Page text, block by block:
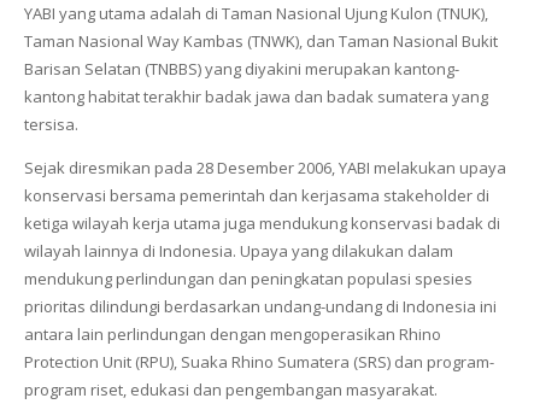
YABI yang utama adalah di Taman Nasional Ujung Kulon (TNUK),
Taman Nasional Way Kambas (TNWK), dan Taman Nasional Bukit
Barisan Selatan (TNBBS) yang diyakini merupakan kantong-
kantong habitat terakhir badak jawa dan badak sumatera yang
tersisa.
Sejak diresmikan pada 28 Desember 2006, YABI melakukan upaya
konservasi bersama pemerintah dan kerjasama stakeholderdi
ketiga wilayah kerja utama juga mendukung konservasi badak di
wilayah lainnya di Indonesia. Upaya yang dilakukan dalam
mendukung perlindungan dan peningkatan populasi spesies
prioritas dilindungi berdasarkan undang-undang di Indonesia ini
antara lain perlindungan dengan mengoperasikan Rhino
Protection Unit (RPU), Suaka Rhino Sumatera (SRS) dan program-
program riset, edukasi dan pengembangan masyarakat.